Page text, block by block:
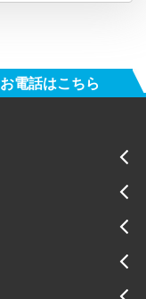
お電話はこちら